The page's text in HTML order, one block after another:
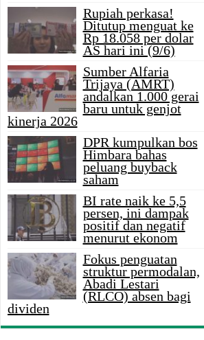
Rupiah perkasa!
Ditutup menguat ke
Rp 18.058 per dolar
AS hari ini (9/6)
Sumber Alfaria
Trijaya (AMRT)
andalkan 1.000 gerai
baru untuk genjot
kinerja 2026
DPR kumpulkan bos
Himbara bahas
peluang buyback
saham
BI rate naik ke 5,5
persen, ini dampak
positif dan negatif
menurut ekonom
Fokus penguatan
struktur permodalan,
Abadi Lestari
(RLCO) absen bagi
dividen